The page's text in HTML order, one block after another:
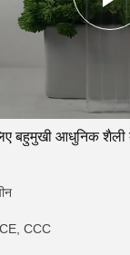
बहुमुखी आधुनिक शैली
CCC